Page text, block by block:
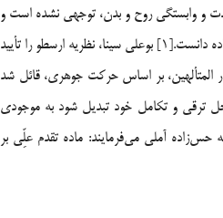
و وابستگي روح و بدن، توجهي نشده است و
نمي‌توان علاقة روح و بدن را سطحي انگاشت، ارسطو، رابطه روح و بدن را از نوع علاقة صورت و ماده دانست.[1] بوعلي سينا، نظريه ارسطو را تأييد
كه يك نوع وحدت و ارتباط واقعي و جوهري ميان روح و بدن قائل شد.[2] صدر المتألهين، بر اساس حركت جوهري، قائل شد
ترقي و تكامل خود تبديل شود به موجودي
آملي مي‌فرمايند: ماده تقدم علِّي بر